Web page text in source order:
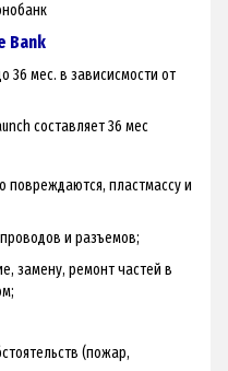
Bank
36 мес. в зависисмости от
составляет 36 мес
повреждаются, пластмассу и
и разъемов;
замену, ремонт частей в
(пожар,